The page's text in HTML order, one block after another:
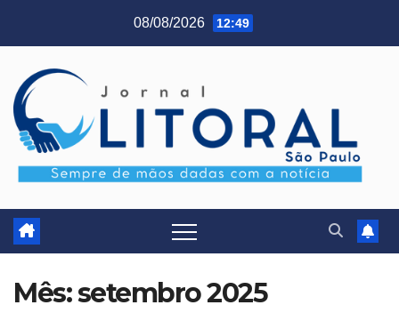
08/08/2026 12:49
Mês:setembro 2025